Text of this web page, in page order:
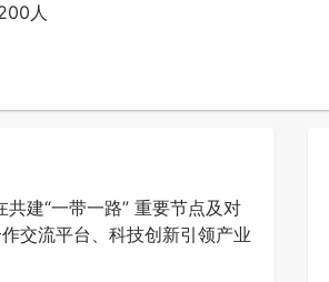
人
建“一带一路” 重要节点及对
交流平台、科技创新引领产业